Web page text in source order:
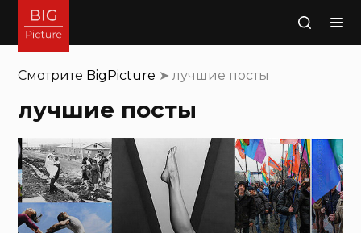
Поиск
Смотрите BigPicture ➤лучшие посты
лучшие посты